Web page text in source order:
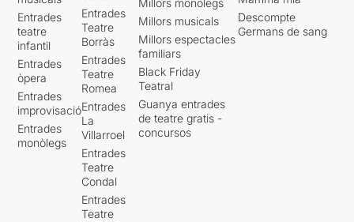
Entrades
teatre
infantil
Entrades
òpera
Entrades
improvisació
Entrades
monòlegs
Entrades
Teatre
Borràs
Entrades
Teatre
Romea
Entrades
La
Villarroel
Entrades
Teatre
Condal
Entrades
Teatre
Millors musicals
Millors espectacles
familiars
Black Friday
Teatral
Guanya entrades
de teatre gratis -
concursos
Descompte
Germans de sang